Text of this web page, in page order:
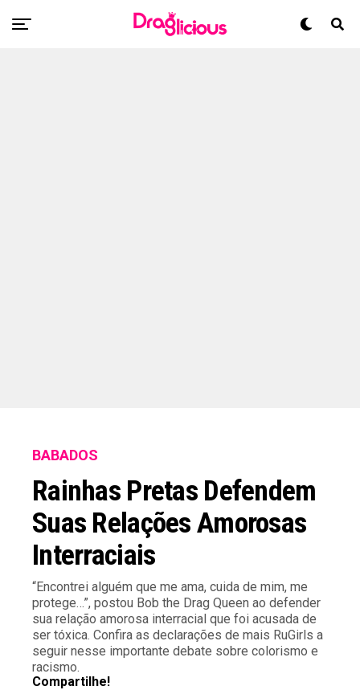
BABADOS
Rainhas Pretas Defendem
Suas Relações Amorosas
Interraciais
“Encontrei alguém que me ama, cuida de mim, me
protege…”, postou Bob the Drag Queen ao defender
sua relação amorosa interracial que foi acusada de
ser tóxica. Confira as declarações de mais RuGirls a
seguir nesse importante debate sobre colorismo e
racismo.
Compartilhe!